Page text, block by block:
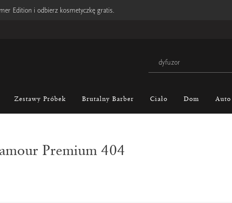
Edition i odbierz kosmetyczkę gratis.
Zestawy Próbek Brutalny Barber Ciało Dom Auto
Premium 404